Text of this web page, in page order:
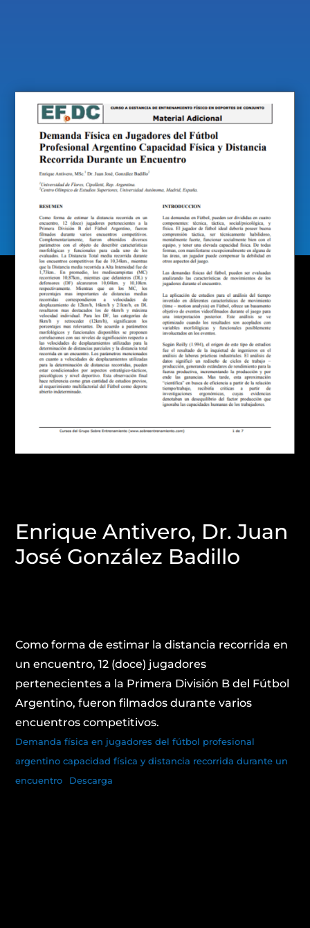
Enrique Antivero, Dr. Juan
José González Badillo
Como forma de estimar la distancia recorrida en
un encuentro, 12 (doce) jugadores
pertenecientes a la Primera División B del Fútbol
Argentino, fueron filmados durante varios
encuentros competitivos.
Demanda física en jugadores del fútbol profesional
argentino capacidad física y distancia recorrida durante un
encuentro
Descarga